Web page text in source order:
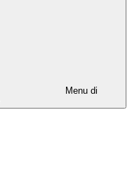
Menu di